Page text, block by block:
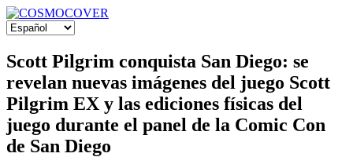
Scott Pilgrim conquista San Diego: se
revelan nuevas imágenes del juego Scott
Pilgrim EX y las ediciones físicas del
juego durante el panel de la Comic Con
de San Diego